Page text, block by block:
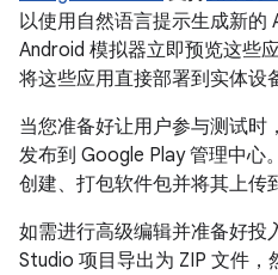
以使用自然语言提示生成新的
Android 模拟器立即预览这些
将这些应用直接部署到实体设
当您准备好让用户参与测试时
发布到 Google Play 管理中心
创建、打包软件包并将其上传
如需进行高级编辑并准备好投
Studio 项目导出为 ZIP 文件